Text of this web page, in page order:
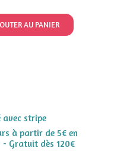
AU PANIER
avec stripe
à partir de 5€ en
- Gratuit dès 120€